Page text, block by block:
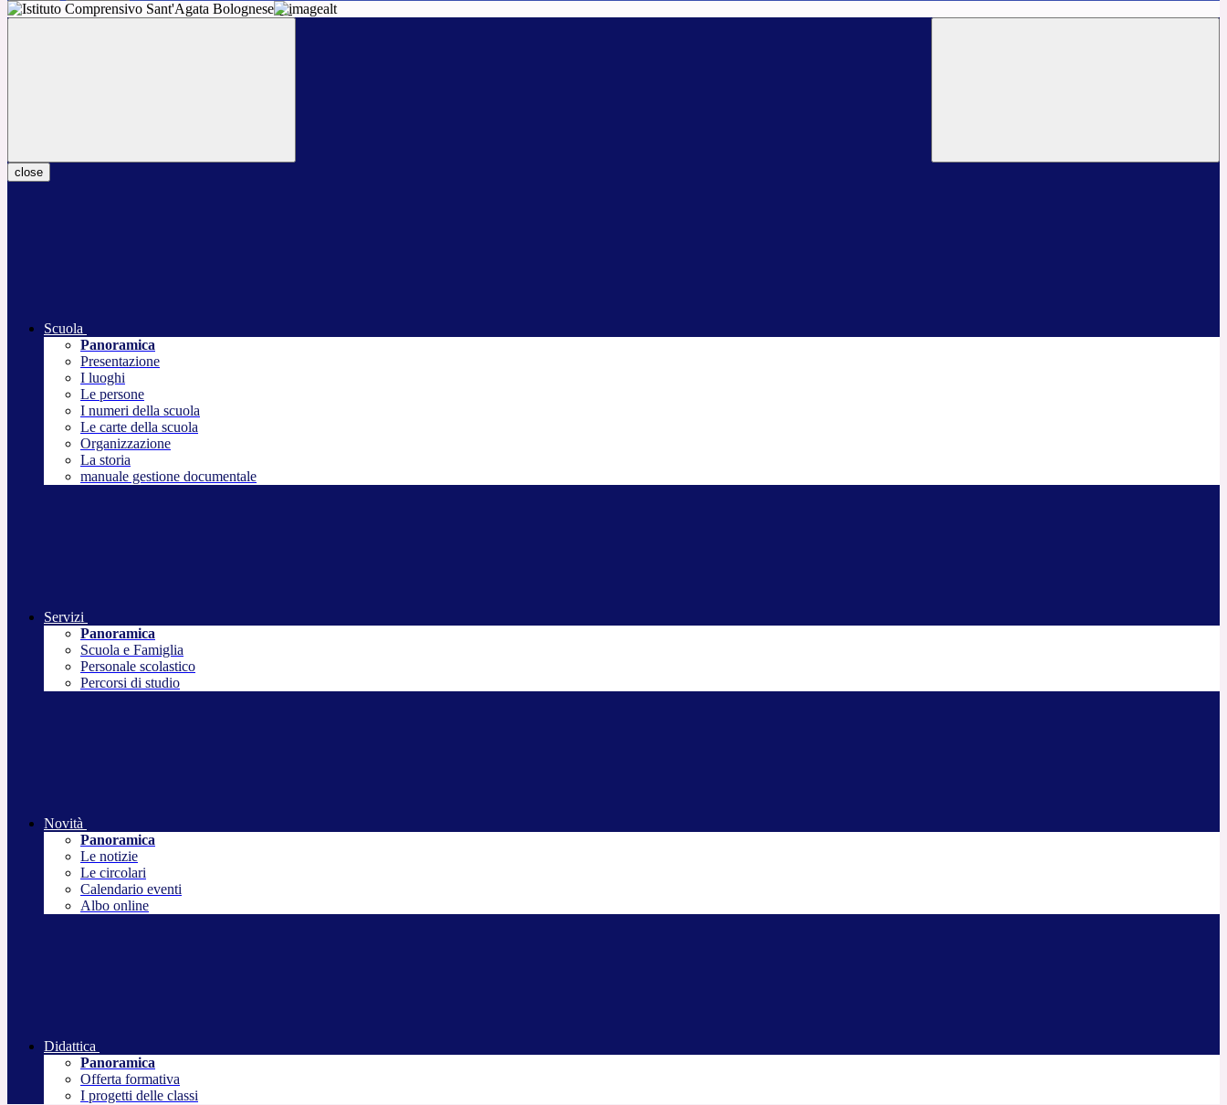
close
Scuola
Panoramica
Presentazione
I luoghi
Le persone
I numeri della scuola
Le carte della scuola
Organizzazione
La storia
manuale gestione documentale
Servizi
Panoramica
Scuola e Famiglia
Personale scolastico
Percorsi di studio
Novità
Panoramica
Le notizie
Le circolari
Calendario eventi
Albo online
Didattica
Panoramica
Offerta formativa
I progetti delle classi